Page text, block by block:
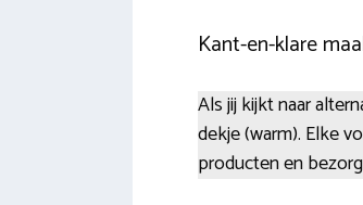
Kant-en-klare
Als jij kijkt naar
dekje (warm). Elke
producten en